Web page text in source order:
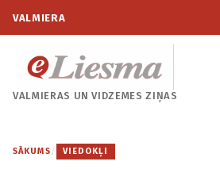
VALMIERA
VALMIERAS UNVIDZEMES ZIŅAS
SĀKUMS / VIEDOKĻI